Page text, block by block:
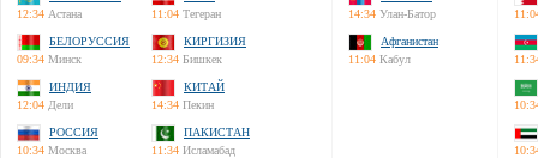
12:34 Астана
11:04 Тегеран
БЕЛОРУССИЯ
09:34 Минск
КИРГИЗИЯ
12:34 Бишкек
ИНДИЯ
12:04 Дели
КИТАЙ
14:34 Пекин
РОССИЯ
10:34 Москва
ПАКИСТАН
11:34 Исламабад
14:34 Улан-Батор
Афганистан
11:04 Кабул